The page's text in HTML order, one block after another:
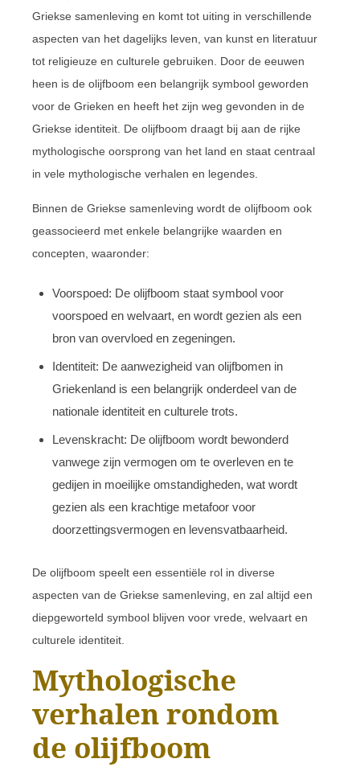
Griekse samenleving en komt tot uiting in verschillende
aspecten van het dagelijks leven, van kunst en literatuur
tot religieuze en culturele gebruiken. Door de eeuwen
heen is de olijfboom een belangrijk symbool geworden
voor de Grieken en heeft het zijn weg gevonden in de
Griekse identiteit. De olijfboom draagt bij aan de rijke
mythologische oorsprong van het land en staat centraal
in vele mythologische verhalen en legendes.
Binnen de Griekse samenleving wordt de olijfboom ook
geassocieerd met enkele belangrijke waarden en
concepten, waaronder:
Voorspoed: De olijfboom staat symbool voor
voorspoed en welvaart, en wordt gezien als een
bron van overvloed en zegeningen.
Identiteit: De aanwezigheid van olijfbomen in
Griekenland is een belangrijk onderdeel van de
nationale identiteit en culturele trots.
Levenskracht: De olijfboom wordt bewonderd
vanwege zijn vermogen om te overleven en te
gedijen in moeilijke omstandigheden, wat wordt
gezien als een krachtige metafoor voor
doorzettingsvermogen en levensvatbaarheid.
De olijfboom speelt een essentiële rol in diverse
aspecten van de Griekse samenleving, en zal altijd een
diepgeworteld symbool blijven voor vrede, welvaart en
culturele identiteit.
Mythologische
verhalen rondom
de olijfboom